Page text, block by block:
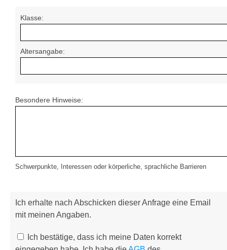
Klasse:
Altersangabe:
Besondere Hinweise:
Schwerpunkte, Interessen oder körperliche, sprachliche Barrieren
Ich erhalte nach Abschicken dieser Anfrage eine Email
mit meinen Angaben.
Ich bestätige, dass ich meine Daten korrekt